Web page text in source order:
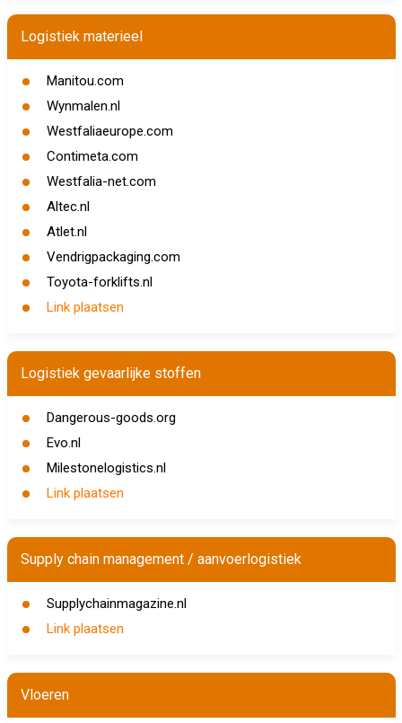
Logistiek materieel
Manitou.com
Wynmalen.nl
Westfaliaeurope.com
Contimeta.com
Westfalia-net.com
Altec.nl
Atlet.nl
Vendrigpackaging.com
Toyota-forklifts.nl
Link plaatsen
Logistiek gevaarlijke stoffen
Dangerous-goods.org
Evo.nl
Milestonelogistics.nl
Link plaatsen
Supply chain management / aanvoerlogistiek
Supplychainmagazine.nl
Link plaatsen
Vloeren